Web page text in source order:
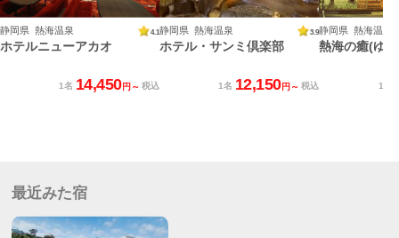
静岡県 熱海温泉 4.1
ホテルニューアカオ
1名 14,450円～ 税込
静岡県 熱海温泉 3.9
ホテル・サンミ倶楽部
1名 12,150円～ 税込
静岡県 熱海温泉
熱海の癒(ゆ)
1名
最近みた宿